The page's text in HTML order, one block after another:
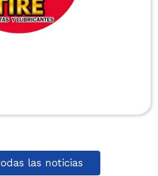
las noticias